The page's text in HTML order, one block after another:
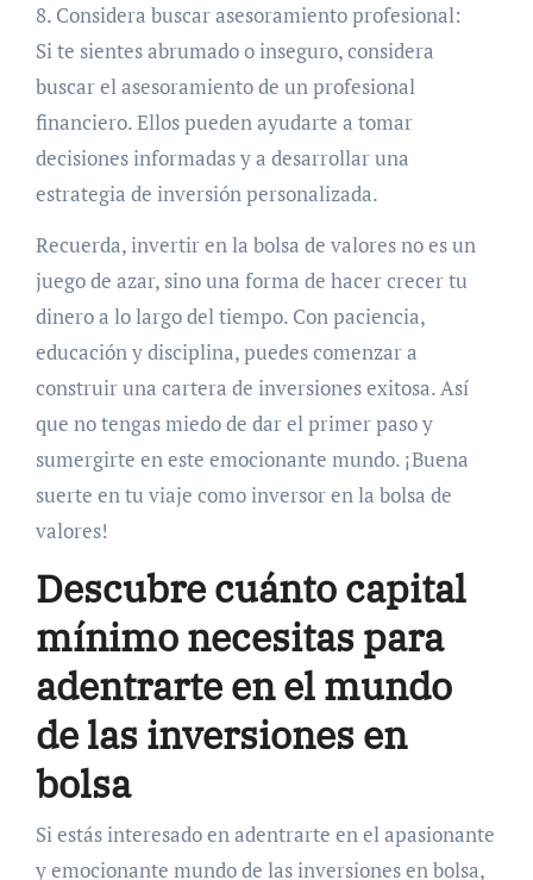
8. Considera buscar asesoramiento profesional:
Si te sientes abrumado o inseguro, considera
buscar el asesoramiento de un profesional
financiero. Ellos pueden ayudarte a tomar
decisiones informadas y a desarrollar una
estrategia de inversión personalizada.
Recuerda, invertir en la bolsa de valores no es un
juego de azar, sino una forma de hacer crecer tu
dinero a lo largo del tiempo. Con paciencia,
educación y disciplina, puedes comenzar a
construir una cartera de inversiones exitosa. Así
que no tengas miedo de dar el primer paso y
sumergirte en este emocionante mundo. ¡Buena
suerte en tu viaje como inversor en la bolsa de
valores!
Descubre cuánto capital
mínimo necesitas para
adentrarte en el mundo
de las inversiones en
bolsa
Si estás interesado en adentrarte en el apasionante
y emocionante mundo de las inversiones en bolsa,